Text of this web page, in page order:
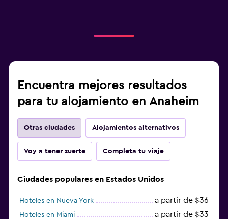
Encuentra mejores resultados
para tu alojamiento en Anaheim
Otras ciudades Alojamientos alternativos
Voy a tener suerte Completa tu viaje
Ciudades populares en Estados Unidos
Hoteles en Nueva York a partir de $36
Hoteles en Miami a partir de $33